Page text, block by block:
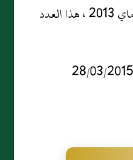
* : عدد المشاهدات و التنزيل منذ 21 ماي 2013 ، هذا العدد